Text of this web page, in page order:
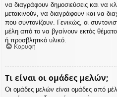
να διαγράφουν δημοσιεύσεις και να
μετακινούν, να διαγράφουν και να
που συντονίζουν. Γενικώς, οι
μέλη από το να βγαίνουν εκτός
ή προσβλητικό υλικό.
Κορυφή
Τι είναι οι ομάδες μελών;
Οι ομάδες μελών είναι ομάδες από